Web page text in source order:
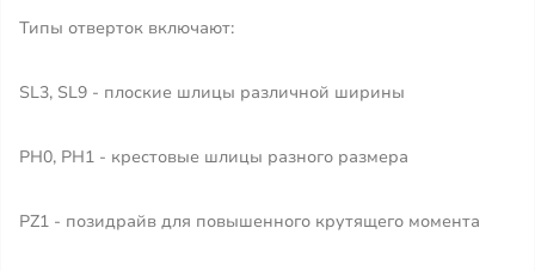
Типы отверток включают:
SL3, SL9 - плоские шлицы различной ширины
PH0, PH1 - крестовые шлицы разного размера
PZ1 - позидрайв для повышенного крутящего момента